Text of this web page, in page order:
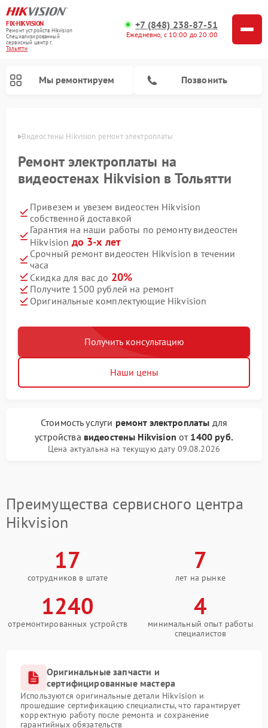
FIX-HIKVISION
Ремонт устройств Hikvision
Специализированный
cервисный центр г.
Тольятти
+7 (848) 238-87-51
Ежедневно, с 10:00 до 20:00
Мы ремонтируем Позвонить
Видеостены Hikvision ремонт электроплаты
Ремонт электроплаты на
видеостенах Hikvision в Тольятти
Привезем и увезем видеостен Hikvision
собственной доставкой
Гарантия на наши работы по ремонту видеостен
Hikvision до 3-х лет
Срочный ремонт видеостен Hikvision в течении
часа
Скидка для вас до 20%
Получите 1500 рублей на ремонт
Оригинальные комплектующие Hikvision
Получить консультацию
Наши цены
Стоимость услуги ремонт электроплаты для
устройства видеостены Hikvision от 1400 руб.
Цена актуальна на текущую дату 09.08.2026
Преимущества сервисного центра
Hikvision
17
сотрудников в штате
7
лет на рынке
1240
отремонтированных устройств
4
минимальный опыт работы
специалистов
Оригинальные запчасти и
сертифицированные мастера
Используются оригинальные детали Hikvision и
прошедшие сертификацию специалисты, что гарантирует
корректную работу после ремонта и сохранение
гарантийных обязательств